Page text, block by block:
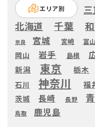
エリア別
北海道 千葉
奈良 宮城 宮崎 富山
岡山
岩手 島根
新潟 東京 栃木
石川
神奈川 福
茨城 長崎 長野
鳥取 鹿児島